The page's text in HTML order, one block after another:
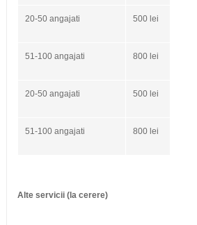
20-50 angajati 500 lei
51-100 angajati 800 lei
20-50 angajati 500 lei
51-100 angajati 800 lei
Alte servicii (la cerere)